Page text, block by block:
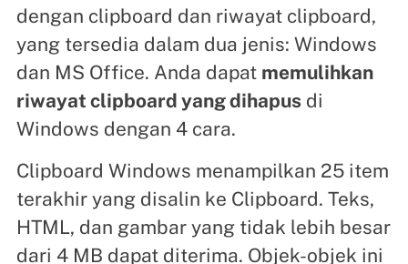
dengan clipboard dan riwayat clipboard,
yang tersedia dalam dua jenis: Windows
dan MS Office. Anda dapat memulihkan
riwayat clipboard yang dihapus di
Windows dengan 4 cara.
Clipboard Windows menampilkan 25 item
terakhir yang disalin ke Clipboard. Teks,
HTML, dan gambar yang tidak lebih besar
dari 4 MB dapat diterima. Objek-objek ini